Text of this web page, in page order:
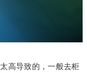
高导致的，一般去柜